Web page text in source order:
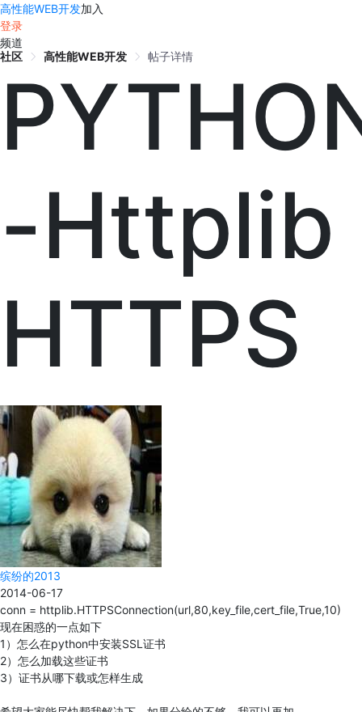
高性能WEB开发加入
登录
频道
社区
高性能WEB开发 帖子详情
-Httplib
HTTPS
缤纷的2013
2014-06-17
conn = httplib.HTTPSConnection(url,80,key_file,cert_file,True,10)
现在困惑的一点如下
1）怎么在python中安装SSL证书
2）怎么加载这些证书
3）证书从哪下载或怎样生成